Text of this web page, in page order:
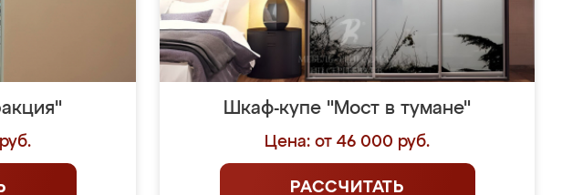
Шкаф-купе "Мост в тумане"
Цена: от 46 000 руб.
РАССЧИТАТЬ